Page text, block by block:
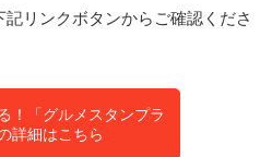
リンクボタンからご確認くださ
！「グルメスタンプラ
詳細はこちら